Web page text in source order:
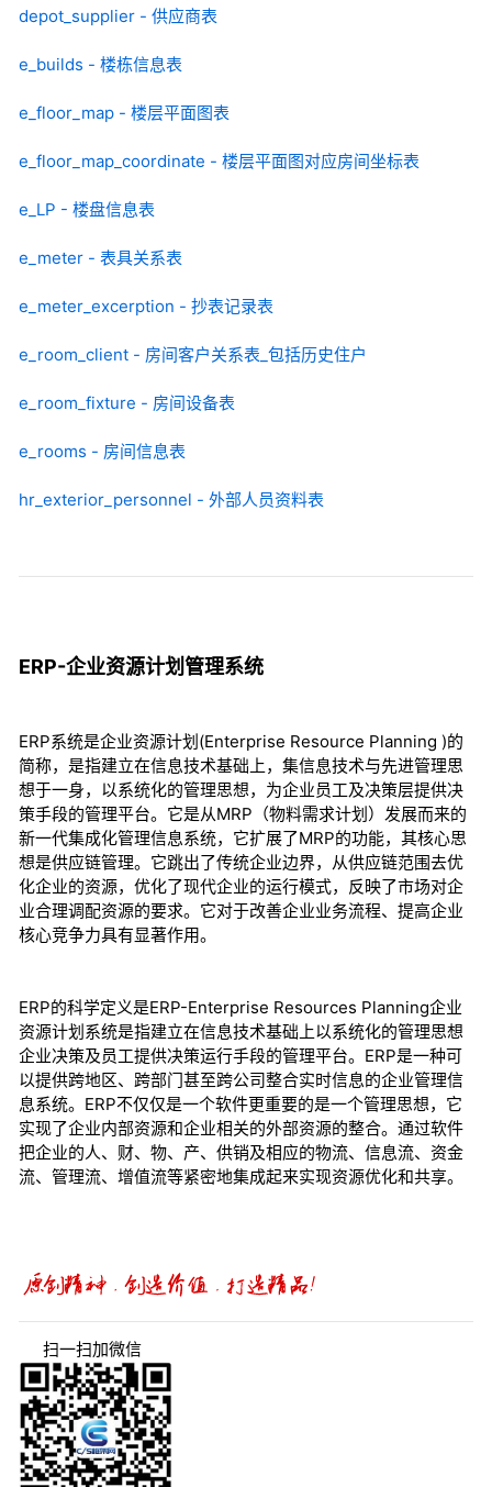
depot_supplier - 供应商表
e_builds - 楼栋信息表
e_floor_map - 楼层平面图表
e_floor_map_coordinate - 楼层平面图对应房间坐标表
e_LP - 楼盘信息表
e_meter - 表具关系表
e_meter_excerption - 抄表记录表
e_room_client - 房间客户关系表_包括历史住户
e_room_fixture - 房间设备表
e_rooms - 房间信息表
hr_exterior_personnel - 外部人员资料表
ERP-企业资源计划管理系统
ERP系统是企业资源计划(Enterprise Resource Planning )的
简称，是指建立在信息技术基础上，集信息技术与先进管理思
想于一身，以系统化的管理思想，为企业员工及决策层提供决
策手段的管理平台。它是从MRP（物料需求计划）发展而来的
新一代集成化管理信息系统，它扩展了MRP的功能，其核心思
想是供应链管理。它跳出了传统企业边界，从供应链范围去优
化企业的资源，优化了现代企业的运行模式，反映了市场对企
业合理调配资源的要求。它对于改善企业业务流程、提高企业
核心竞争力具有显著作用。
ERP的科学定义是ERP-Enterprise Resources Planning企业
资源计划系统是指建立在信息技术基础上以系统化的管理思想
企业决策及员工提供决策运行手段的管理平台。ERP是一种可
以提供跨地区、跨部门甚至跨公司整合实时信息的企业管理信
息系统。ERP不仅仅是一个软件更重要的是一个管理思想，它
实现了企业内部资源和企业相关的外部资源的整合。通过软件
把企业的人、财、物、产、供销及相应的物流、信息流、资金
流、管理流、增值流等紧密地集成起来实现资源优化和共享。
扫一扫加微信